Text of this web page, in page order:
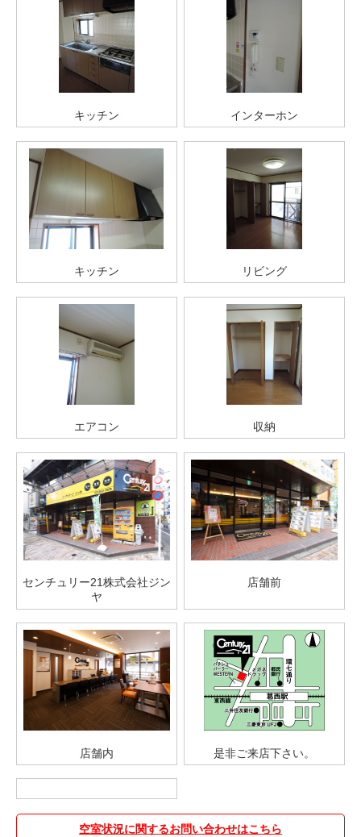
キッチン インターホン
キッチン リビング
エアコン 収納
センチュリー21株式会社ジン
ヤ
店舗前
店舗内 是非ご来店下さい。
空室状況に関するお問い合わせはこちら